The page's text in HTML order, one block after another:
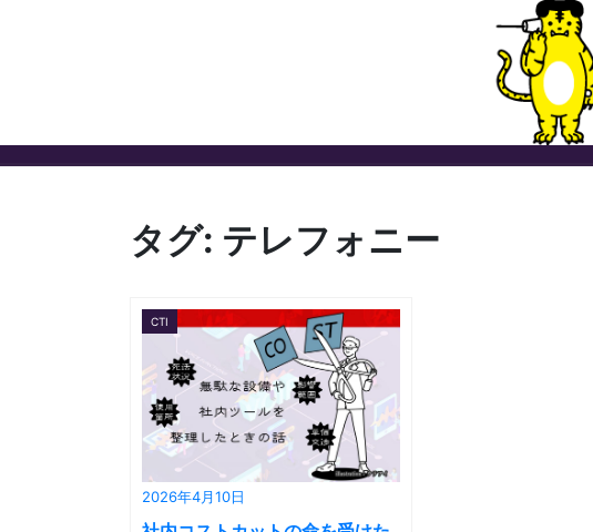
タグ: テレフォニー
2026年4月10日
CTI